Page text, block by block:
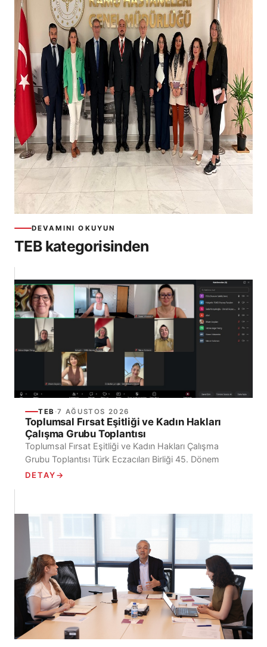
DEVAMINI OKUYUN
TEB kategorisinden
TEB ·7 AĞUSTOS 2026
Toplumsal Fırsat Eşitliği ve Kadın Hakları
Çalışma Grubu Toplantısı
Toplumsal Fırsat Eşitliği ve Kadın Hakları Çalışma
Grubu Toplantısı Türk Eczacıları Birliği 45. Dönem
Toplumsal Fırsat Eşitliği ve Kadın Hakları Çalışma
DETAY→